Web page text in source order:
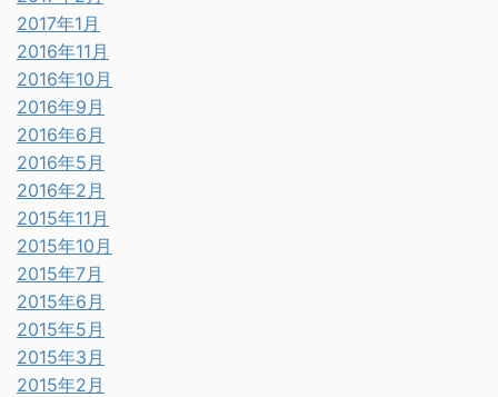
2017年1月
2016年11月
2016年10月
2016年9月
2016年6月
2016年5月
2016年2月
2015年11月
2015年10月
2015年7月
2015年6月
2015年5月
2015年3月
2015年2月